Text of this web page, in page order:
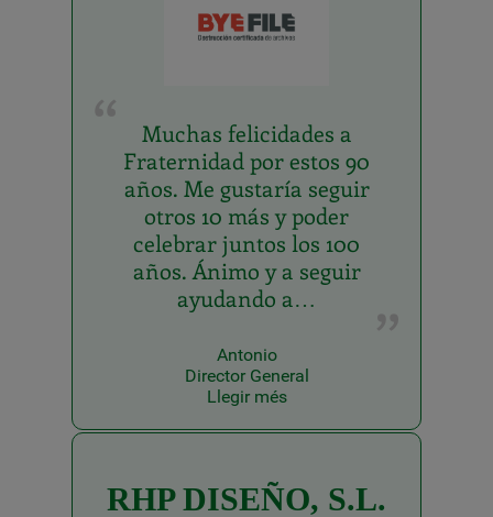
Muchas felicidades a
Fraternidad por estos 90
años. Me gustaría seguir
otros 10 más y poder
celebrar juntos los 100
años. Ánimo y a seguir
ayudando a…
Antonio
Director General
Llegir més
RHP DISEÑO, S.L.